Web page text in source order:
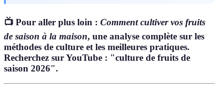
📺 Pour aller plus loin : Comment cultiver vos fruits
de saison à la maison, une analyse complète sur les
méthodes de culture et les meilleures pratiques.
Recherchez sur YouTube : "culture de fruits de
saison 2026".